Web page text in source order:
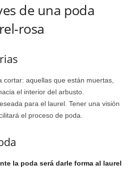
de una poda
rosa
cortar: aquellas que están muertas,
el interior del arbusto.
para el laurel. Tener una visión
el proceso de poda.
la poda será darle forma al laurel